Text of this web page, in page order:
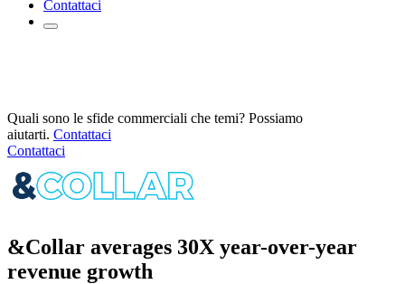
Contattaci
Quali sono le sfide commerciali che temi? Possiamo
aiutarti. Contattaci
Contattaci
&Collar averages 30X year-over-year
revenue growth